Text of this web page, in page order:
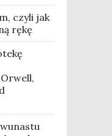
czyli jak
rękę